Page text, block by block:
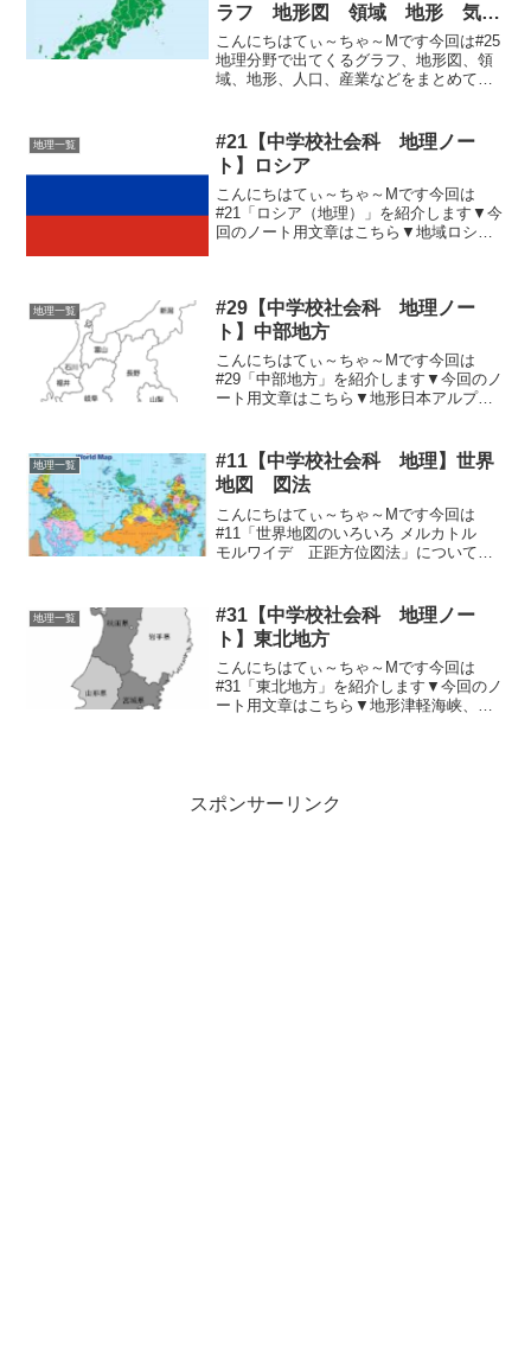
ラフ 地形図 領域 地形 気
候 人口 産業）
こんにちはてぃ～ちゃ～Mです今回は#25
地理分野で出てくるグラフ、地形図、領
域、地形、人口、産業などをまとめて紹
割合が読み取りやすい帯グラフ・・・数
本ならべると割合の変...
地理一覧
#21【中学校社会科 地理ノー
ト】ロシア
こんにちはてぃ～ちゃ～Mです今回は
#21「ロシア（地理）」を紹介します▼今
回のノート用文章はこちら▼地域ロシア
年～ロシア革命1...
地理一覧
#29【中学校社会科 地理ノー
ト】中部地方
こんにちはてぃ～ちゃ～Mです今回は
#29「中部地方」を紹介します▼今回のノ
ート用文章はこちら▼地形日本アルプ
甲府盆地、諏訪盆地、富士山北陸地方日
本海側の気候で豪雪地帯農...
地理一覧
#11【中学校社会科 地理】世界
地図 図法
こんにちはてぃ～ちゃ～Mです今回は
#11「世界地図のいろいろ メルカトル
モルワイデ 正距方位図法」について紹
事一覧次へ 世界の国旗・由来なぜそ
のようなものがあるのか...
地理一覧
#31【中学校社会科 地理ノー
ト】東北地方
こんにちはてぃ～ちゃ～Mです今回は
#31「東北地方」を紹介します▼今回のノ
ート用文章はこちら▼地形津軽海峡、青
スポンサーリンク